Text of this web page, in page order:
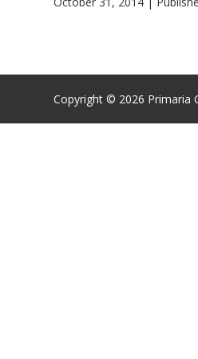
Copyright © 2026 Primaria